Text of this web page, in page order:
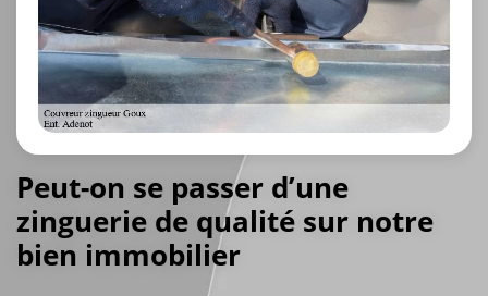
Peut-on se passer d’une
zinguerie de qualité sur notre
bien immobilier